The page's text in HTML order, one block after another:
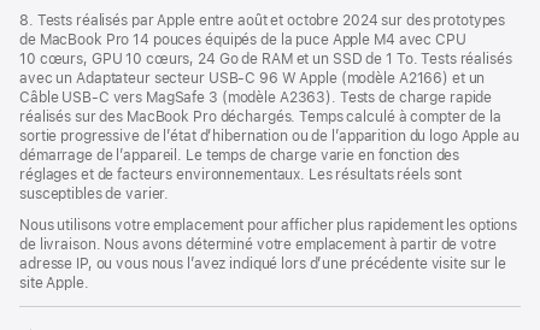
8. Tests réalisés par Apple entre août et octobre 2024 sur des prototypes
de MacBook Pro 14 pouces équipés de la puce Apple M4 avec CPU
10 cœurs, GPU 10 cœurs, 24 Go de RAM et un SSD de 1 To. Tests réalisés
avec un Adaptateur secteur USB-C 96 W Apple (modèle A2166) et un
Câble USB-C vers MagSafe 3 (modèle A2363). Tests de charge rapide
réalisés sur des MacBook Pro déchargés. Temps calculé à compter de la
sortie progressive de l’état d’hibernation ou de l’apparition du logo Apple au
démarrage de l’appareil. Le temps de charge varie en fonction des
réglages et de facteurs environnementaux. Les résultats réels sont
susceptibles de varier.
Nous utilisons votre emplacement pour afficher plus rapidement les options
de livraison. Nous avons déterminé votre emplacement à partir de votre
adresse IP, ou vous nous l’avez indiqué lors d’une précédente visite sur le
site Apple.